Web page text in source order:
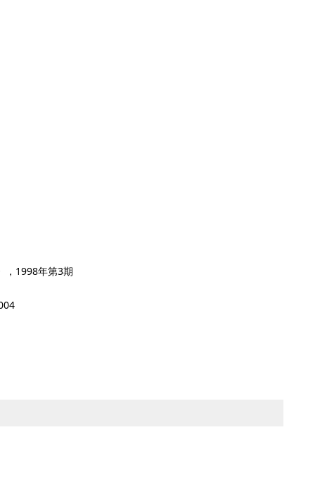
1998年第3期